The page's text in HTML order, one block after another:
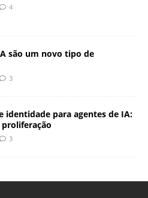
4
são um novo tipo de
3
identidade para agentes de IA:
3